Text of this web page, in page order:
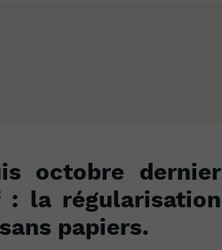
octobre dernier
: la régularisation
papiers.